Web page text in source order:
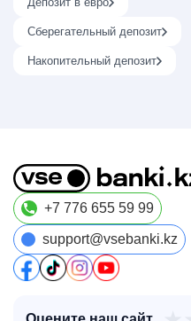
Сберегательный депозит
Накопительный депозит
+7 776 655 59 99
support@vsebanki.kz